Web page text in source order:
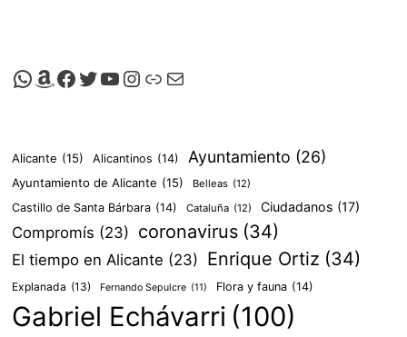
Canal de Whatsapp de Viscalacant
Comprar en Amazon
Facebook de Viscalacant
Twitter de Viscalacant
Canal de Youtube de Viscalacant
Instagram de Viscalacant
Viscalacant en Polkaverse
Correo electrónico
Alicante (15) Alicantinos (14) Ayuntamiento (26)
Ayuntamiento de Alicante (15) Belleas (12)
Castillo de Santa Bárbara (14) Cataluña (12) Ciudadanos (17)
Compromís (23) coronavirus (34)
El tiempo en Alicante (23) Enrique Ortiz (34)
Explanada (13) Fernando Sepulcre (11) Flora y fauna (14)
Gabriel Echávarri (100)